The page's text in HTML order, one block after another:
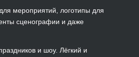
мероприятий, логотипы для
сценографии и даже
и шоу. Лёгкий и